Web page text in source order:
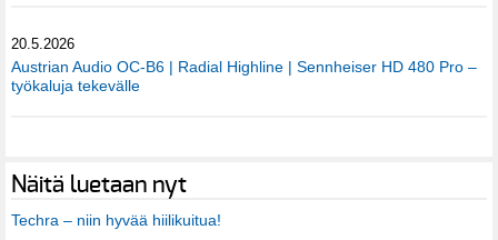
20.5.2026
Austrian Audio OC-B6 | Radial Highline | Sennheiser HD 480 Pro –
työkaluja tekevälle
Näitä luetaan nyt
Techra – niin hyvää hiilikuitua!